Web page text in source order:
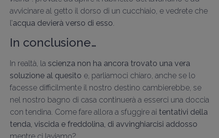
avvicinare al getto il dorso di un cucchiaio, e vedrete che
l’acqua devierà verso di esso
In conclusione…
In realtà, la scienza non ha ancora trovato una vera
soluzione al quesito e, parliamoci chiaro, anche se lo
facesse difficilmente il nostro destino cambierebbe, se
nel nostro bagno di casa continuerà a esserci una doccia
con tendina. Come fare allora a sfuggire ai tentativi della
tenda, viscida e freddolina, di avvinghiarcisi addosso